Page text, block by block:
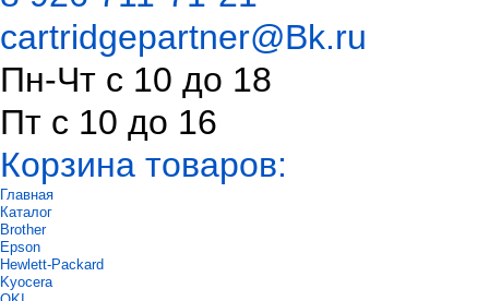
cartridgepartner@Bk.ru
Пн-Чт с 10 до 18
Пт с 10 до 16
Корзина товаров:
Главная
Каталог
Brother
Epson
Hewlett-Packard
Kyocera